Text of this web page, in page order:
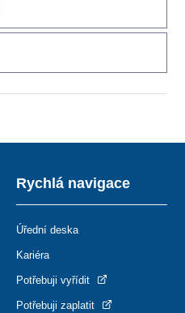
Rychlá navigace
Úřední deska
Kariéra
Potřebuji vyřídit
Potřebuji zaplatit